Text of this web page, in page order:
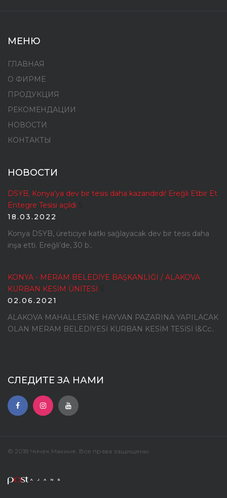
МЕНЮ
ГЛАВНАЯ
О ФИРМЕ
ПРОДУКЦИЯ
РЕКОМЕНДАЦИИ
НОВОСТИ
КОНТАКТЫ
НОВОСТИ
DSYB, Konya’ya dev bir tesis daha kazandırdı! Ereğli Etbir Et
Entegre Tesisi açıldı
18.03.2022
Konya DSYB, üreticiye katkı sağlayacak dev bir tesis daha
inşa etti. Ereğli’de, 30 b..
KONYA - MERAM BELEDİYE BAŞKANLIĞI / ALAKOVA
KURBAN KESİM ÜNİTESİ
02.06.2021
ALAKOVA MAHALLESİNE HAYVAN PAZARINA YAPILACAK
OLAN MERAM BELEDİYESİ KURBAN KESİM TESİSİ İ&Cc..
СЛЕДИТЕ ЗА НАМИ
© 2018 Чичек Макине. Все права защищены.